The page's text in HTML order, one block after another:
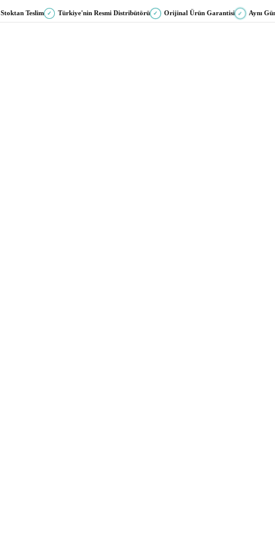
Stoktan Teslim ✓ Türkiye'nin Resmi Distribütörü ✓ Orijinal Ürün Garantisi ✓ Aynı